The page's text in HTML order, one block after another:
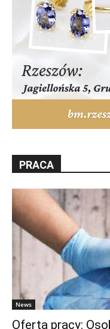
PRACA
News
Oferta pracy: